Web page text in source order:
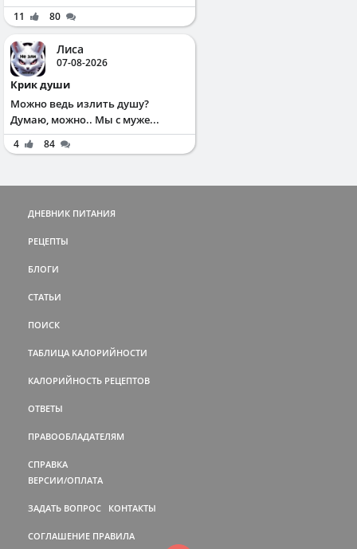
11 80
Лиса
07-08-2026
Крик души
Можно ведь излить душу?
Думаю, можно.. Мы с муже...
4 84
ДНЕВНИК ПИТАНИЯ
РЕЦЕПТЫ
БЛОГИ
СТАТЬИ
ПОИСК
ТАБЛИЦА КАЛОРИЙНОСТИ
КАЛОРИЙНОСТЬ РЕЦЕПТОВ
ОТВЕТЫ
ПРАВООБЛАДАТЕЛЯМ
СПРАВКА
ВЕРСИИ/ОПЛАТА
ЗАДАТЬ ВОПРОС КОНТАКТЫ
СОГЛАШЕНИЕ ПРАВИЛА